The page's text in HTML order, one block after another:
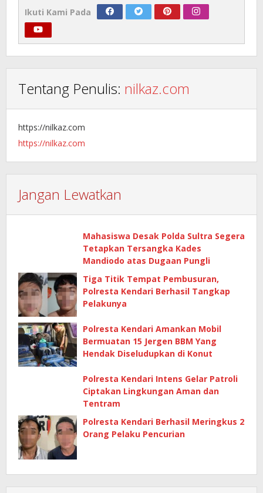
Ikuti Kami Pada
Tentang Penulis: nilkaz.com
https://nilkaz.com
https://nilkaz.com
Jangan Lewatkan
Mahasiswa Desak Polda Sultra Segera
Tetapkan Tersangka Kades
Mandiodo atas Dugaan Pungli
Tiga Titik Tempat Pembusuran,
Polresta Kendari Berhasil Tangkap
Pelakunya
Polresta Kendari Amankan Mobil
Bermuatan 15 Jergen BBM Yang
Hendak Diseludupkan di Konut
Polresta Kendari Intens Gelar Patroli
Ciptakan Lingkungan Aman dan
Tentram
Polresta Kendari Berhasil Meringkus 2
Orang Pelaku Pencurian